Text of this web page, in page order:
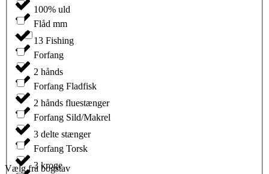
Flåd mm
Forfang
Forfang Fladfisk
Forfang Sild/Makrel
Forfang Torsk
100% uld
13 Fishing
2 hånds
2 hånds fluestænger
3 delte stænger
3 kroge
Vælg fra bogstav